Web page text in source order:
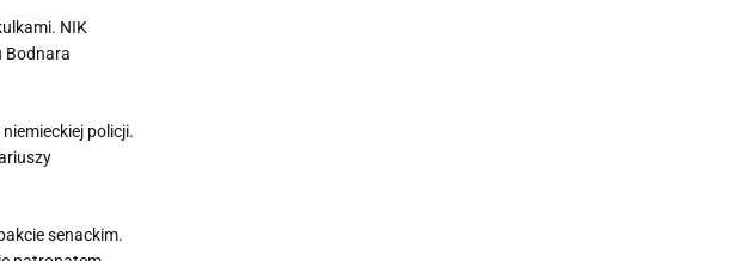
NIK
Bodnara
policji.
senackim.